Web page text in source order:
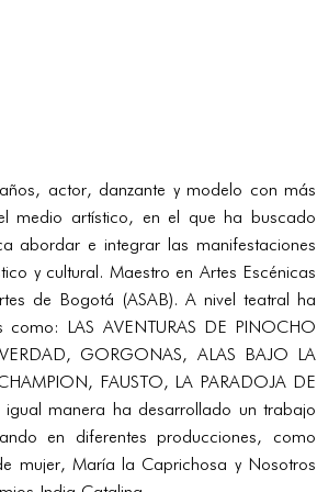
actor, danzante y modelo con más
medio artístico, en el que ha buscado
abordar e integrar las manifestaciones
y cultural. Maestro en Artes Escénicas
de Bogotá (ASAB). A nivel teatral ha
LAS AVENTURAS DE PINOCHO
GORGONAS, ALAS BAJO LA
FAUSTO, LA PARADOJA DE
igual manera ha desarrollado un trabajo
en diferentes producciones, como
mujer, María la Caprichosa y Nosotros